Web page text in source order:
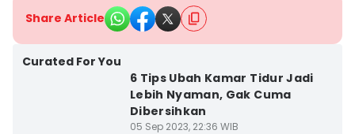
Share Article
Curated For You
6 Tips Ubah Kamar Tidur Jadi
Lebih Nyaman, Gak Cuma
Dibersihkan
05 Sep 2023, 22:36 WIB